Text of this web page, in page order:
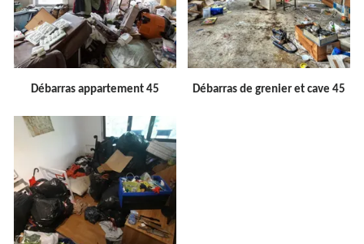
Débarras appartement 45 Débarras de grenier et cave 45